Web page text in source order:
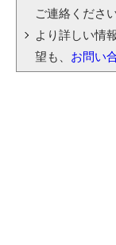
ご連絡ください
より詳しい情
望も、 お問い